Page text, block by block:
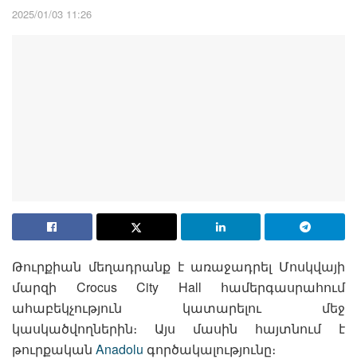
2025/01/03 11:26
Թուրքիան մեղադրանք է առաջադրել Մոսկվայի
մարզի Crocus City Hall համերգասրահում
ահաբեկչություն կատարելու մեջ
կասկածվողներին։ Այս մասին հայտնում է
թուրքական Anadolu գործակալությունը։